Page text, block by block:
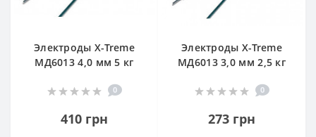
Электроды X-Treme
МД6013 4,0 мм 5 кг
0
410 грн
Электроды X-Treme
МД6013 3,0 мм 2,5 кг
0
273 грн